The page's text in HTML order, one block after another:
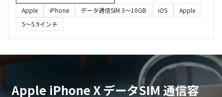
Apple iPhone データ通信SIM 3〜10GB iOS
Apple
5～5.9インチ
Apple iPhone X データSIM 通信容